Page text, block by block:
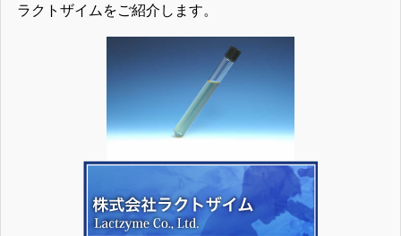
ラクトザイムをご紹介します。